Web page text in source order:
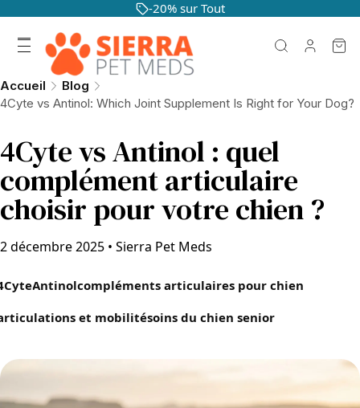
-20% sur Tout
Accueil
Blog
4Cyte vs Antinol: Which Joint Supplement Is Right for Your Dog?
4Cyte vs Antinol : quel
complément articulaire
choisir pour votre chien ?
2 décembre 2025 • Sierra Pet Meds
Antinolcompléments articulaires pour chien
et mobilitésoins du chien senior